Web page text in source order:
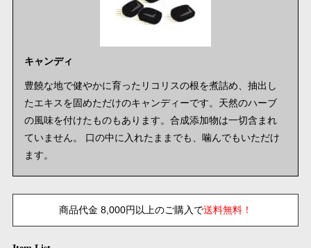
キャンディ
豊饒な地で健やかに育ったリコリスの根を煮詰め、抽出し
たエキスを固めただけのキャンディーです。天然のハーブ
の風味を付けたものもあります。合成添加物は一切含まれ
ていません。 口の中に入れたままでも、噛んでもいただけ
ます。
商品代金 8,000円以上のご購入で送料無料！